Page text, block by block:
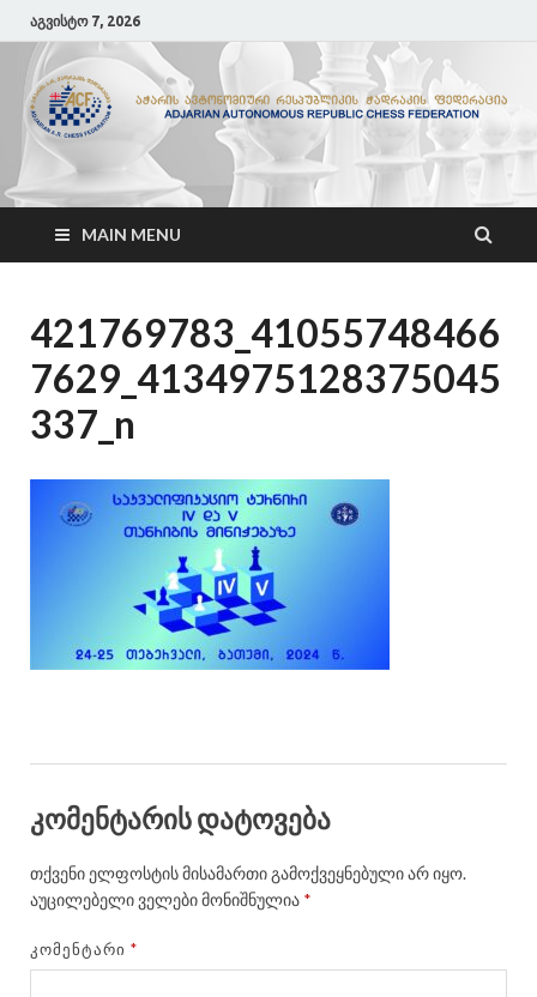
აგვისტო 7, 2026
ACF
აჭარის ჭადრაკის ფედერაცია
MAIN MENU
421769783_41055748466
7629_4134975128375045
337_n
კომენტარის დატოვება
თქვენი ელფოსტის მისამართი გამოქვეყნებული არ იყო.
აუცილებელი ველები მონიშნულია *
ᲙᲝᲛᲔᲜᲢᲐᲠᲘ*